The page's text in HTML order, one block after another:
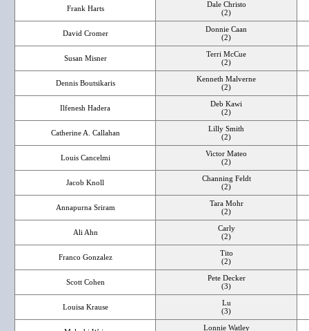
Frank Harts
Dale Christo
(2)
David Cromer
Donnie Caan
(2)
Susan Misner
Terri McCue
(2)
Dennis Boutsikaris
Kenneth Malverne
(2)
Ilfenesh Hadera
Deb Kawi
(2)
Catherine A. Callahan
Lilly Smith
(2)
Louis Cancelmi
Victor Mateo
(2)
Jacob Knoll
Channing Feldt
(2)
Annapurna Sriram
Tara Mohr
(2)
Ali Ahn
Carly
(2)
Franco Gonzalez
Tito
(2)
Scott Cohen
Pete Decker
(3)
Louisa Krause
Lu
(3)
Lonnie Watley